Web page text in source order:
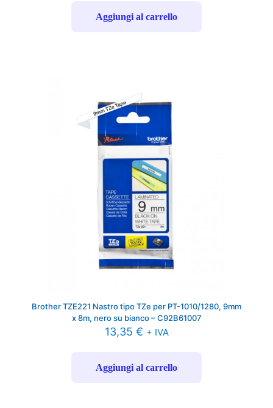
Aggiungi al carrello
Brother TZE221 Nastro tipo TZe per PT-1010/1280, 9mm
x 8m, nero su bianco – C92B61007
13,35 € + IVA
Aggiungi al carrello